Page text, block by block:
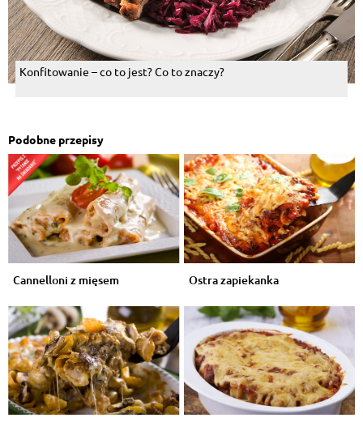
Konfitowanie – co to jest? Co to znaczy?
Podobne przepisy
Cannelloni z mięsem Ostra zapiekanka